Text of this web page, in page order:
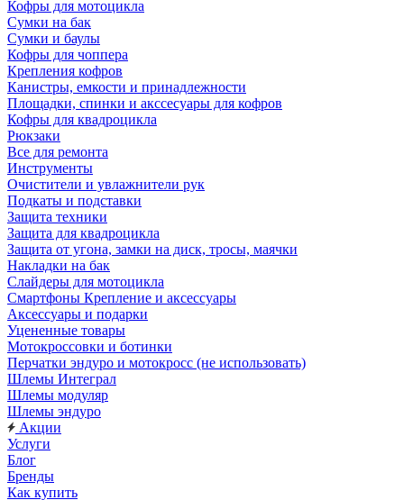
Кофры для мотоцикла
Сумки на бак
Сумки и баулы
Кофры для чоппера
Крепления кофров
Канистры, емкости и принадлежности
Площадки, спинки и акссесуары для кофров
Кофры для квадроцикла
Рюкзаки
Все для ремонта
Инструменты
Очистители и увлажнители рук
Подкаты и подставки
Защита техники
Защита для квадроцикла
Защита от угона, замки на диск, тросы, маячки
Накладки на бак
Слайдеры для мотоцикла
Смартфоны Крепление и аксессуары
Аксессуары и подарки
Уцененные товары
Мотокроссовки и ботинки
Перчатки эндуро и мотокросс (не использовать)
Шлемы Интеграл
Шлемы модуляр
Шлемы эндуро
Акции
Услуги
Блог
Бренды
Как купить